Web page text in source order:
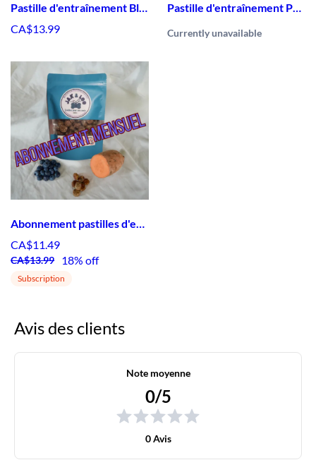
Pastille d'entraînement Bleuets & Patates Douces
CA$13.99
Pastille d'entraînement Pommes & Carottes
Currently unavailable
Abonnement pastilles d'entraînement Bleuet et patates douces
CA$11.49
CA$13.99 18% off
Subscription
Avis des clients
Note moyenne
0/5
0 Avis